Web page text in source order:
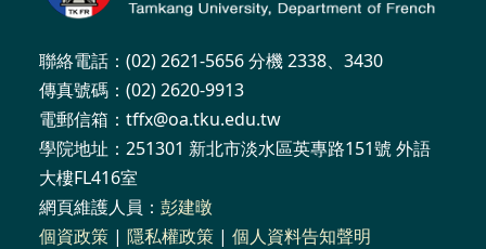
聯絡電話：(02) 2621-5656 分機 2338、3430
傳真號碼：(02) 2620-9913
電郵信箱：tffx@oa.tku.edu.tw
學院地址：251301 新北市淡水區英專路151號 外語
大樓FL416室
網頁維護人員： 彭建暾
個資政策 | 隱私權政策 | 個人資料告知聲明